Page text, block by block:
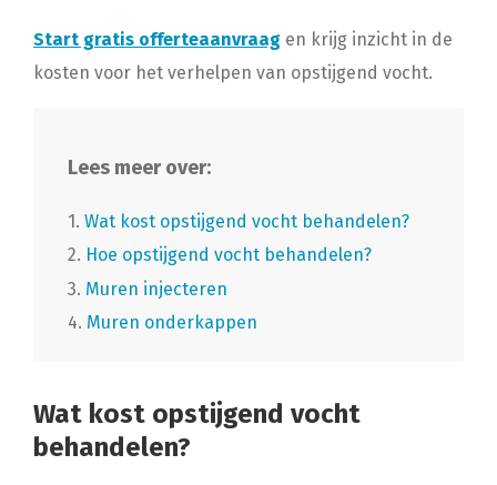
Start gratis offerteaanvraag en krijg inzicht in de
kosten voor het verhelpen van opstijgend vocht.
Lees meer over:
1. Wat kost opstijgend vocht behandelen?
2. Hoe opstijgend vocht behandelen?
3. Muren injecteren
4. Muren onderkappen
Wat kost opstijgend vocht
behandelen?